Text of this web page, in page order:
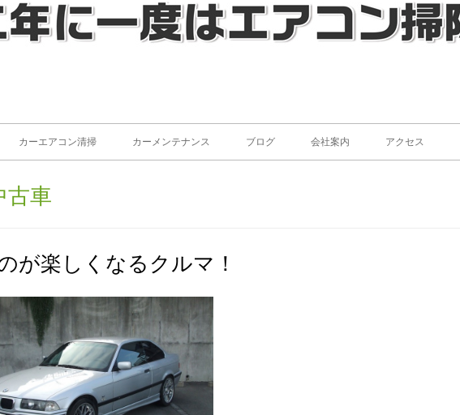
カーエアコン清掃 カーメンテナンス ブログ 会社案内 アクセス
古車
が楽しくなるクルマ！